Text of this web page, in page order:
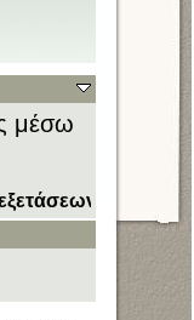
μέσω
στον τομέα